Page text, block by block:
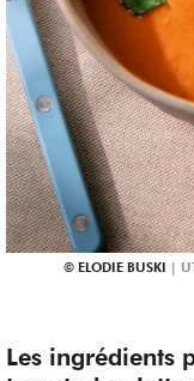
ELODIE BUSKI
Les ingrédients